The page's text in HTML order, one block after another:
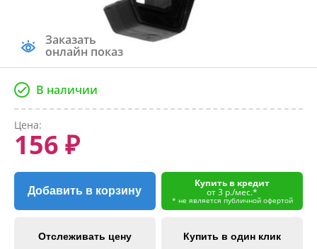
Заказать
онлайн показ
В наличии
Цена:
156 ₽
Добавить в корзину
Купить в кредит
от 3 р./мес.*
* не является публичной офертой
Отслеживать цену Купить в один клик